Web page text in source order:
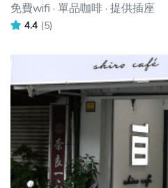
免費wifi · 單品咖啡 · 提供插座
4.4 (5)